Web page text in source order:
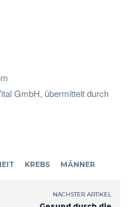
GmbH, übermittelt durch
KREBS MÄNNER
NÄCHSTER ARTIKEL